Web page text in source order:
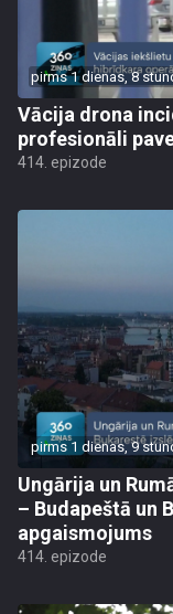
pirms 1 dienas, 8
Vācija drona
profesionāli
414. epizode
pirms 1 dienas, 9
Ungārija un
– Budapeštā un
apgaismojums
414. epizode